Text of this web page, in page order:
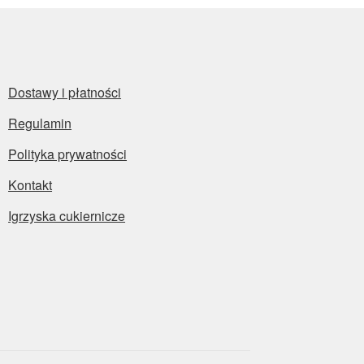
Dostawy i płatności
Regulamin
Polityka prywatności
Kontakt
Igrzyska cukiernicze